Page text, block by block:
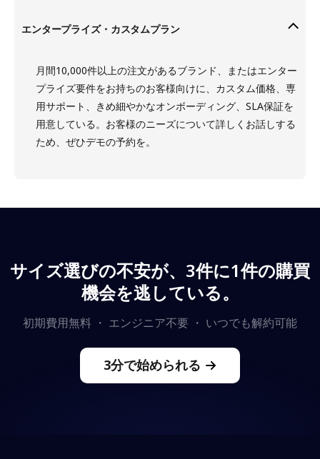
エンタープライズ・カスタムプラン
月間10,000件以上の注文があるブランド、またはエンター
プライズ要件をお持ちのお客様向けに、カスタム価格、専
用サポート、きめ細やかなオンボーディング、SLA保証を
用意している。お客様のニーズについて詳しくお話しする
ため、ぜひデモの予約を。
サイズ選びの不安が、3件に1件の購買
機会を逃している。
初期費用無料 ・ エンジニア不要 ・ いつでも解約可能
3分で始められる